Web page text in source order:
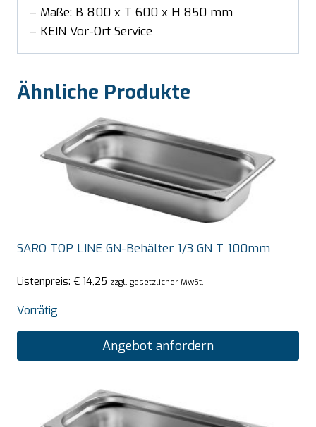
– Maße: B 800 x T 600 x H 850 mm
– KEIN Vor-Ort Service
Ähnliche Produkte
SARO TOP LINE GN-Behälter 1/3 GN T 100mm
Listenpreis: € 14,25 zzgl. gesetzlicher MwSt.
Vorrätig
Angebot anfordern